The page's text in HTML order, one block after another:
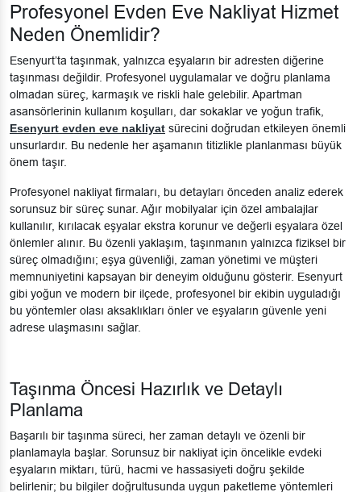
Profesyonel Evden Eve Nakliyat Hizmet
Neden Önemlidir?
Esenyurt’ta taşınmak, yalnızca eşyaların bir adresten diğerine
taşınması değildir. Profesyonel uygulamalar ve doğru planlama
olmadan süreç, karmaşık ve riskli hale gelebilir. Apartman
asansörlerinin kullanım koşulları, dar sokaklar ve yoğun trafik,
Esenyurt evden eve nakliyat sürecini doğrudan etkileyen önemli
unsurlardır. Bu nedenle her aşamanın titizlikle planlanması büyük
önem taşır.
Profesyonel nakliyat firmaları, bu detayları önceden analiz ederek
sorunsuz bir süreç sunar. Ağır mobilyalar için özel ambalajlar
kullanılır, kırılacak eşyalar ekstra korunur ve değerli eşyalara özel
önlemler alınır. Bu özenli yaklaşım, taşınmanın yalnızca fiziksel bir
süreç olmadığını; eşya güvenliği, zaman yönetimi ve müşteri
memnuniyetini kapsayan bir deneyim olduğunu gösterir. Esenyurt
gibi yoğun ve modern bir ilçede, profesyonel bir ekibin uyguladığı
bu yöntemler olası aksaklıkları önler ve eşyaların güvenle yeni
adrese ulaşmasını sağlar.
Taşınma Öncesi Hazırlık ve Detaylı
Planlama
Başarılı bir taşınma süreci, her zaman detaylı ve özenli bir
planlamayla başlar. Sorunsuz bir nakliyat için öncelikle evdeki
eşyaların miktarı, türü, hacmi ve hassasiyeti doğru şekilde
belirlenir; bu bilgiler doğrultusunda uygun paketleme yöntemleri